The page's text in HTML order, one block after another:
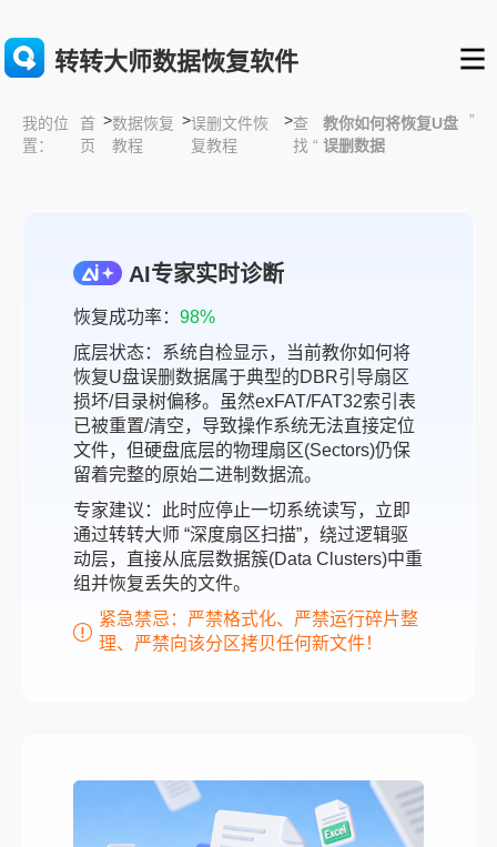
转转大师数据恢复软件
我的位
置：
首
页
>数据恢复
教程
>误删文件恢
复教程
>查
找 “
教你如何将恢复U盘
误删数据
”
AI专家实时诊断
恢复成功率： 98%
底层状态：系统自检显示，当前教你如何将
恢复U盘误删数据属于典型的DBR引导扇区
损坏/目录树偏移。虽然exFAT/FAT32索引表
已被重置/清空，导致操作系统无法直接定位
文件，但硬盘底层的物理扇区(Sectors)仍保
留着完整的原始二进制数据流。
专家建议：此时应停止一切系统读写，立即
通过转转大师 “深度扇区扫描”，绕过逻辑驱
动层，直接从底层数据簇(Data Clusters)中重
组并恢复丢失的文件。
紧急禁忌：严禁格式化、严禁运行碎片整
理、严禁向该分区拷贝任何新文件！